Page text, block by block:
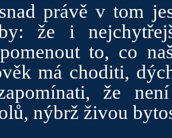
právě v tom
že i
to, co
má choditi,
že
nýbrž živou